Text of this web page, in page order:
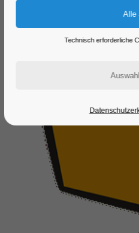
Technisch erforderliche